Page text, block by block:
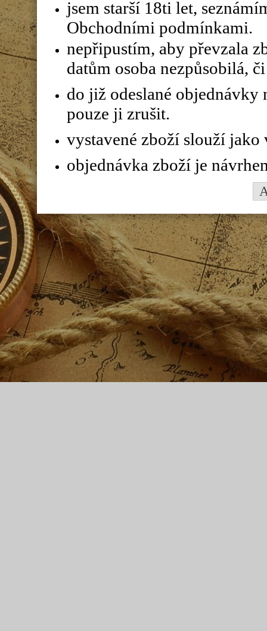
jsem starší 18ti let,
Obchodními podmínkami.
nepřipustím, aby převzala
datům osoba nezpůsobilá,
do již odeslané objednávky
pouze ji zrušit.
vystavené zboží slouží
objednávka zboží je